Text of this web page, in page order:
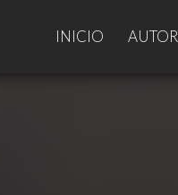
INICIO